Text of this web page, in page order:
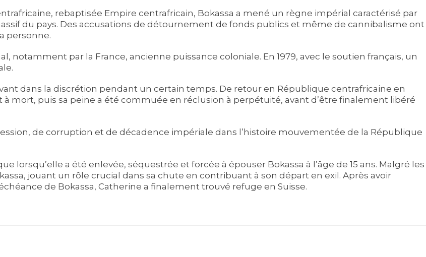
rebaptisée Empire centrafricain, Bokassa a mené un règne impérial caractérisé par
du pays. Des accusations de détournement de fonds publics et même de cannibalisme ont
personne.
notamment par la France, ancienne puissance coloniale. En 1979, avec le soutien français, un
dans la discrétion pendant un certain temps. De retour en République centrafricaine en
mort, puis sa peine a été commuée en réclusion à perpétuité, avant d’être finalement libéré
de corruption et de décadence impériale dans l’histoire mouvementée de la République
lorsqu’elle a été enlevée, séquestrée et forcée à épouser Bokassa à l’âge de 15 ans. Malgré les
jouant un rôle crucial dans sa chute en contribuant à son départ en exil. Après avoir
de Bokassa, Catherine a finalement trouvé refuge en Suisse.